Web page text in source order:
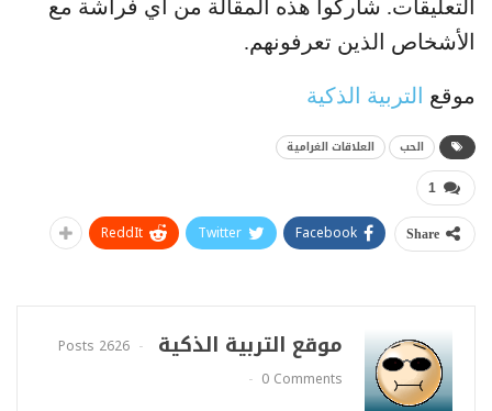
التعليقات. شاركوا هذه المقالة من آي فراشة مع
الأشخاص الذين تعرفونهم.
موقع التربية الذكية
الحب العلاقات الغرامية
1
Share
Facebook
Twitter
ReddIt
موقع التربية الذكية
2626 Posts
0 Comments